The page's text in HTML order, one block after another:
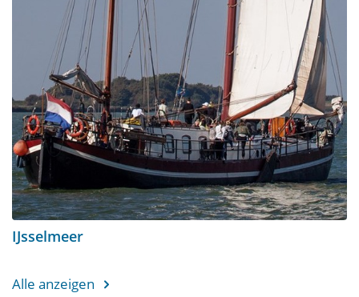
IJsselmeer
Alle anzeigen